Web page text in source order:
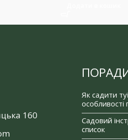
160
Як садити
Садовий
список